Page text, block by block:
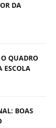
DA
O QUADRO
ESCOLA
BOAS